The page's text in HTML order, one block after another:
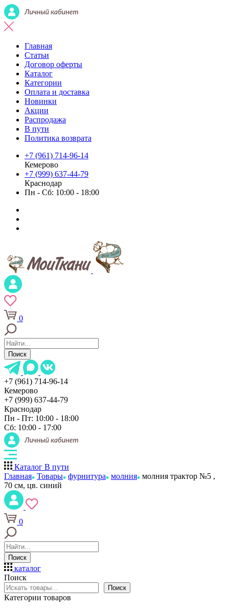
Главная
Статьи
Договор оферты
Каталог
Категории
Оплата и доставка
Новинки
Акции
Распродажа
В пути
Политика возврата
+7 (961) 714-96-14
Кемерово
+7 (999) 637-44-79
Краснодар
Пн - Сб: 10:00 - 18:00
0
Поиск
+7 (961) 714-96-14
Кемерово
+7 (999) 637-44-79
Краснодар
Пн - Пт: 10:00 - 18:00
Сб: 10:00 - 17:00
Каталог В пути
Главная Товары фурнитура молния молния трактор №5 ,
70 см, цв. синий
0
Поиск
каталог
Поиск
Поиск
Категории товаров